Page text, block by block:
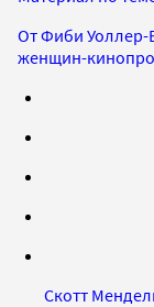
От Фиби Уоллер-
женщин-
Скотт